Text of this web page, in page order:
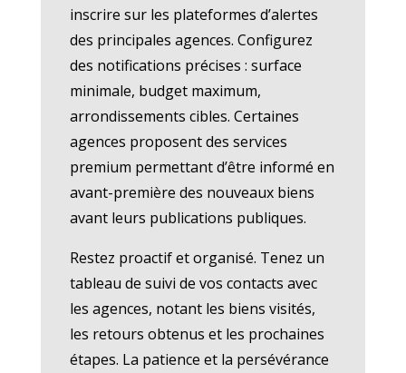
inscrire sur les plateformes d’alertes
des principales agences. Configurez
des notifications précises : surface
minimale, budget maximum,
arrondissements cibles. Certaines
agences proposent des services
premium permettant d’être informé en
avant-première des nouveaux biens
avant leurs publications publiques.
Restez proactif et organisé. Tenez un
tableau de suivi de vos contacts avec
les agences, notant les biens visités,
les retours obtenus et les prochaines
étapes. La patience et la persévérance